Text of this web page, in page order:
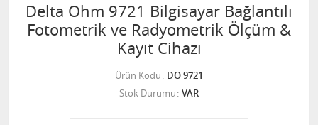
Delta Ohm 9721 Bilgisayar Bağlantılı
Fotometrik ve Radyometrik Ölçüm &
Kayıt Cihazı
Ürün Kodu DO 9721
Stok Durumu VAR